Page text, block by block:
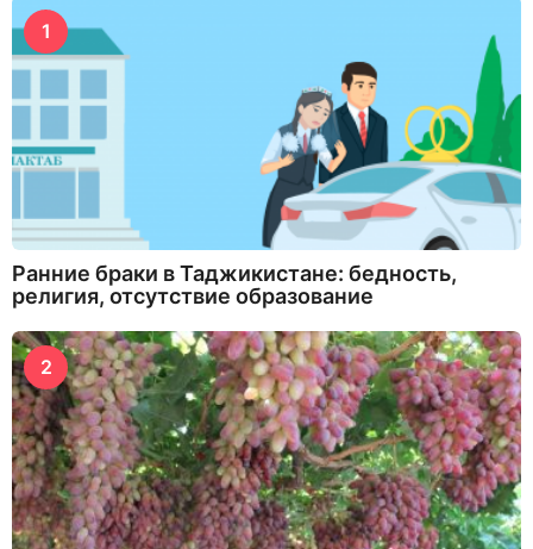
1
Ранние браки в Таджикистане: бедность,
религия, отсутствие образование
2